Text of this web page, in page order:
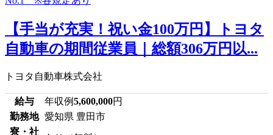
【手当が充実！祝い金100万円】トヨタ
自動車の期間従業員｜総額306万円以...
トヨタ自動車株式会社
給与 年収例5,600,000円
勤務地 愛知県 豊田市
寮・社